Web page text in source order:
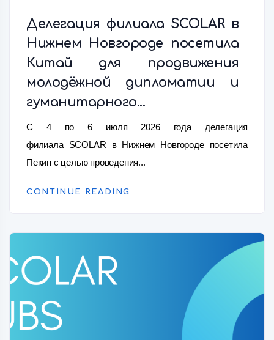
Делегация филиала SCOLAR в
Нижнем Новгороде посетила
Китай для продвижения
молодёжной дипломатии и
гуманитарного...
С 4 по 6 июля 2026 года делегация
филиала SCOLAR в Нижнем Новгороде посетила
Пекин с целью проведения...
CONTINUE READING